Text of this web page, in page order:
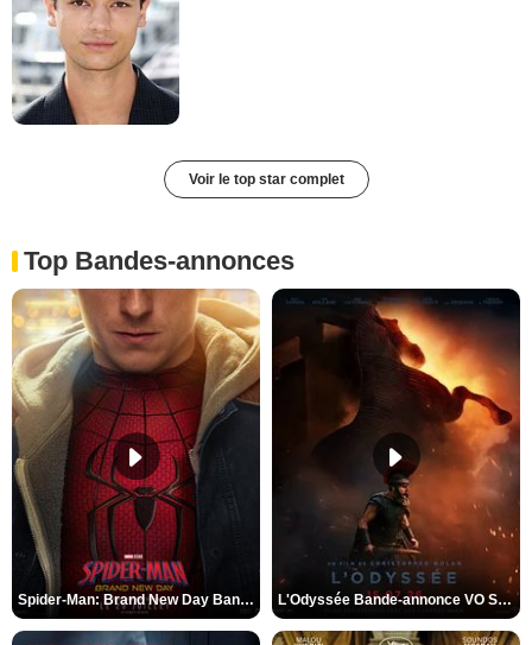
Voir le top star complet
Top Bandes-annonces
Spider-Man: Brand New Day Bande-annonce VO STFR L'Odyssée Bande-annonce VO STFR